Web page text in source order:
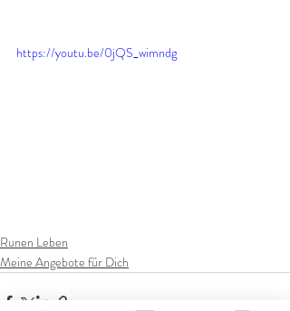
https://youtu.be/0jQS_wimndg
Runen Leben
Meine Angebote für Dich